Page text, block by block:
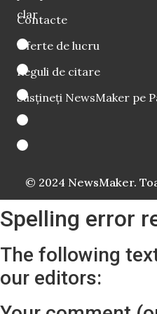
clar
Contacte
Oferte de lucru
Reguli de citare
Susțineți NewsMaker pe
© 2024 NewsMaker.
Spelling error
The following
our editors: